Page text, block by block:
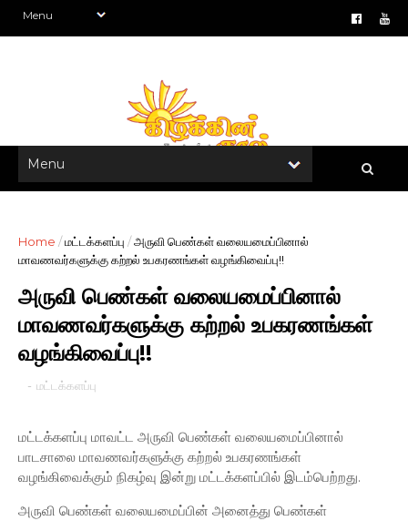
Home /மட்டக்களப்பு /அருவி பெண்கள் வலையமைப்பினால்
மாவணவர்களுக்கு கற்றல் உபகரணங்கள் வழங்கிவைப்பு!!
அருவி பெண்கள் வலையமைப்பினால்
மாவணவர்களுக்கு கற்றல் உபகரணங்கள்
வழங்கிவைப்பு!!
- மட்டக்களப்பு
மட்டக்களப்பு மாவட்ட அருவி பெண்கள் வலையமைப்பினால்
பாடசாலை மாவணவர்களுக்கு கற்றல் உபகரணங்கள்
வழங்கிவைக்கும் நிகழ்வு இன்று மட்டக்களப்பில் இடம்பெற்றது.
அருவி பெண்கள் வலையமைப்பின் அனைத்து பெண்கள்